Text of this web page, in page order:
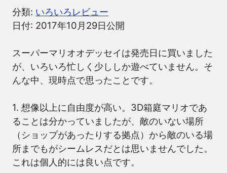
分類: いろいろレビュー
日付: 2017年10月29日公開
スーパーマリオオデッセイは発売日に買いました
が、いろいろ忙しく少ししか遊べていません。そ
んな中、現時点で思ったことです。
1. 想像以上に自由度が高い。3D箱庭マリオであ
ることは分かっていましたが、敵のいない場所
（ショップがあったりする拠点）から敵のいる場
所までもがシームレスだとは思いませんでした。
これは個人的には良い点です。